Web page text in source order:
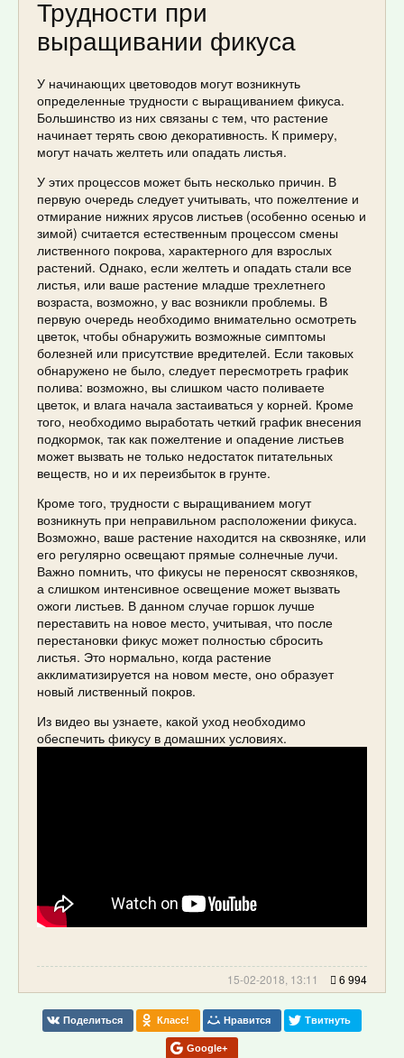
Трудности при
выращивании фикуса
У начинающих цветоводов могут возникнуть
определенные трудности с выращиванием фикуса.
Большинство из них связаны с тем, что растение
начинает терять свою декоративность. К примеру,
могут начать желтеть или опадать листья.
У этих процессов может быть несколько причин. В
первую очередь следует учитывать, что пожелтение и
отмирание нижних ярусов листьев (особенно осенью и
зимой) считается естественным процессом смены
лиственного покрова, характерного для взрослых
растений. Однако, если желтеть и опадать стали все
листья, или ваше растение младше трехлетнего
возраста, возможно, у вас возникли проблемы. В
первую очередь необходимо внимательно осмотреть
цветок, чтобы обнаружить возможные симптомы
болезней или присутствие вредителей. Если таковых
обнаружено не было, следует пересмотреть график
полива: возможно, вы слишком часто поливаете
цветок, и влага начала застаиваться у корней. Кроме
того, необходимо выработать четкий график внесения
подкормок, так как пожелтение и опадение листьев
может вызвать не только недостаток питательных
веществ, но и их переизбыток в грунте.
Кроме того, трудности с выращиванием могут
возникнуть при неправильном расположении фикуса.
Возможно, ваше растение находится на сквозняке, или
его регулярно освещают прямые солнечные лучи.
Важно помнить, что фикусы не переносят сквозняков,
а слишком интенсивное освещение может вызвать
ожоги листьев. В данном случае горшок лучше
переставить на новое место, учитывая, что после
перестановки фикус может полностью сбросить
листья. Это нормально, когда растение
акклиматизируется на новом месте, оно образует
новый лиственный покров.
Из видео вы узнаете, какой уход необходимо
обеспечить фикусу в домашних условиях.
15-02-2018, 13:11 6 994
Поделиться Класс! Нравится Твитнуть
Google+